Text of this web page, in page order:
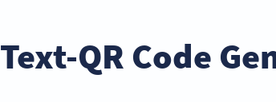
Text-QR Code